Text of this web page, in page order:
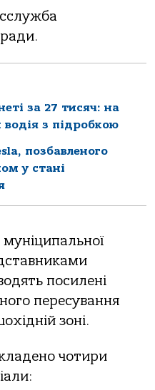
ради.
за 27 тисяч: на
з підробкою
позбавленого
у стані
посилені
пересування
зоні.
чотири